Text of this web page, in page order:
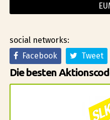
social networks:
Facebook
Tweet
Die besten